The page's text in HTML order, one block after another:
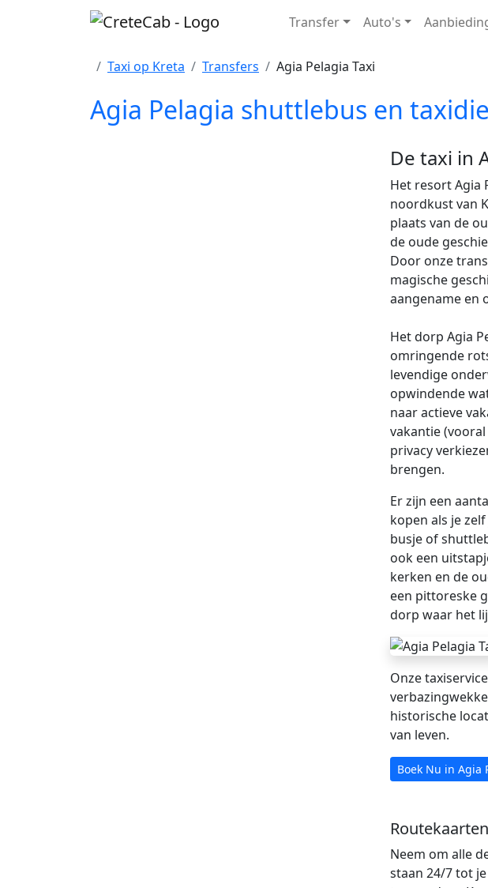
Transfer Auto's
Home
Taxi op Kreta Transfers Agia Pelagia Taxi
Agia Pelagia shuttlebus en
De taxi in
Het resort Agia
noordkust van
plaats van de
de oude
Door onze
magische
aangename en
Het dorp Agia
omringende
levendige
opwindende
naar actieve
vakantie
privacy
brengen.
Er zijn een
kopen als je
busje of
ook een
kerken en de
een pittoreske
dorp waar het
Onze
historische
van leven.
Boek Nu in Agia
Neem om alle
staan ​​24/7 tot